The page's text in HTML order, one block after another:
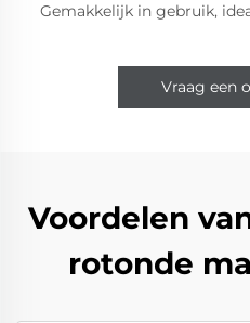
Gemakkelijk in gebruik,
Vraag een
Voordelen
rotonde